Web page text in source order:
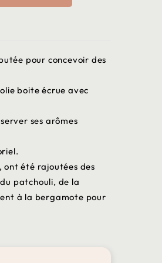
pour concevoir des
boite écrue avec
ses arômes
ont été rajoutées des
patchouli, de la
à la bergamote pour